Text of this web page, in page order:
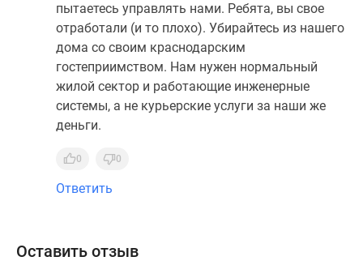
пытаетесь управлять нами. Ребята, вы свое
отработали (и то плохо). Убирайтесь из нашего
дома со своим краснодарским
гостеприимством. Нам нужен нормальный
жилой сектор и работающие инженерные
системы, а не курьерские услуги за наши же
деньги.
0 0
Ответить
Оставить отзыв